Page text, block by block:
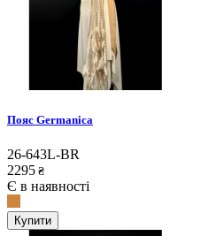
Пояс Germanica
26-643L-BR
2295 ₴
Є в наявності
Купити